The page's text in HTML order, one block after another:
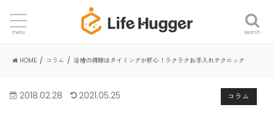
search
menu
HOME コラム 浴槽の掃除はタイミングが肝心！ラクラクお手入れテクニック
コラム
2018.02.28 2021.05.25